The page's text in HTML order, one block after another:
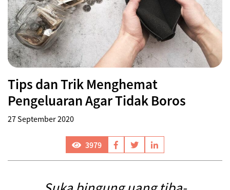
Tips dan Trik Menghemat
Pengeluaran Agar Tidak Boros
27 September 2020
3979